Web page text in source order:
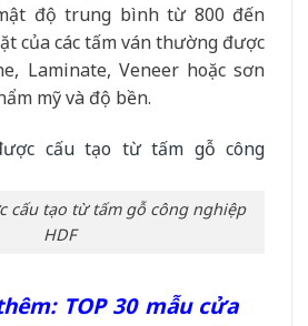
độ trung bình từ 800 đến
của các tấm ván thường được
Laminate, Veneer hoặc sơn
mỹ và độ bền.
cấu tạo từ tấm gỗ công nghiệp
HDF
TOP 30 mẫu cửa